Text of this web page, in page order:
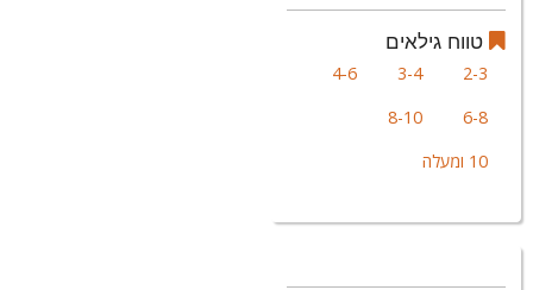
טווח גילאים
2-3
3-4
4-6
6-8
8-10
10 ומעלה